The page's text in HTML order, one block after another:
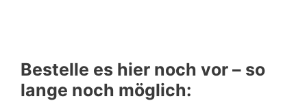
Bestelle es hier noch vor – so
lange noch möglich: